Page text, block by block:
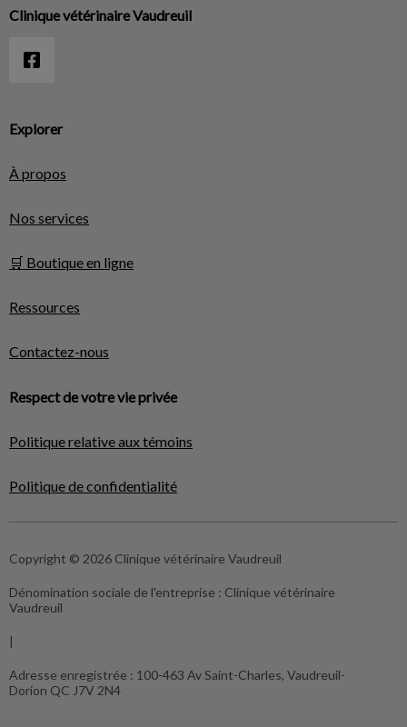
Explorer
À propos
Nos services
🛒 Boutique en ligne
Ressources
Contactez-nous
Respect de votre vie privée
Politique relative aux témoins
Politique de confidentialité
Clinique vétérinaire Vaudreuil
Copyright © 2026 Clinique vétérinaire Vaudreuil
Dénomination sociale de l'entreprise : Clinique vétérinaire
Vaudreuil
|
Adresse enregistrée : 100-463 Av Saint-Charles, Vaudreuil-
Dorion QC J7V 2N4